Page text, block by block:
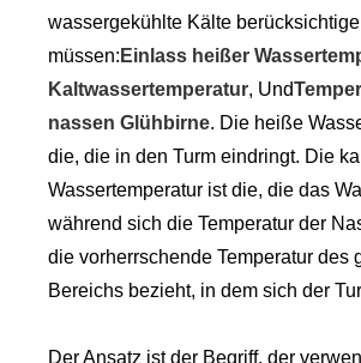
wassergekühlte Kälte
müssen: Einlass heißer
Kaltwassertemperatur, Und
nassen Glühbirne. Die heiße
die, die in den Turm eindringt. Die
Wassertemperatur ist die, die das
während sich die Temperatur der
die vorherrschende Temperatur des
Bereichs bezieht, in dem sich der
Der Ansatz ist der Begriff, der